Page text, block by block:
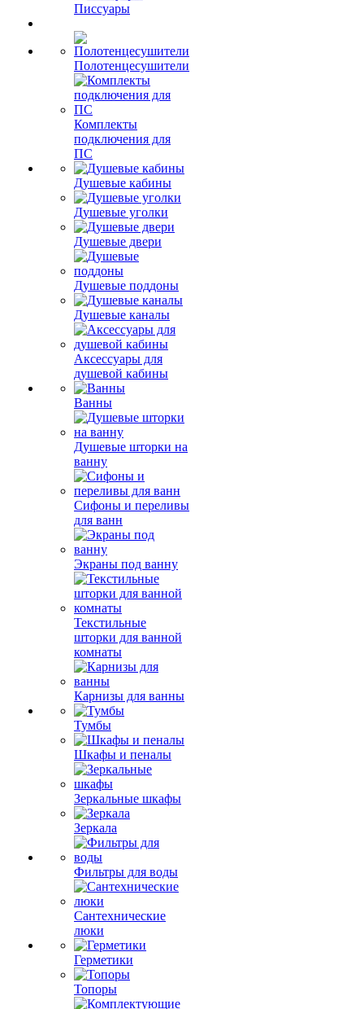
Писсуары
Полотенцесушители
Комплекты
подключения для
ПС
Душевые кабины
Душевые уголки
Душевые двери
Душевые поддоны
Душевые каналы
Аксессуары для
душевой кабины
Ванны
Душевые шторки на
ванну
Сифоны и переливы
для ванн
Экраны под ванну
Текстильные
шторки для ванной
комнаты
Карнизы для ванны
Тумбы
Шкафы и пеналы
Зеркальные шкафы
Зеркала
Фильтры для воды
Сантехнические
люки
Герметики
Топоры